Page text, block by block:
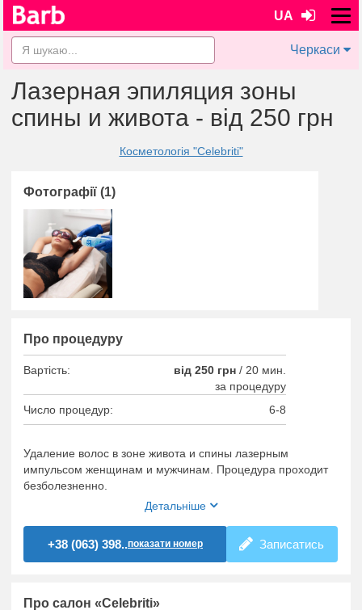
UA
Черкаси
Лазерная эпиляция зоны
спины и живота - від 250 грн
Косметологія "Celebriti"
Фотографії (1)
Про процедуру
Вартість: від 250 грн / 20 мин.
за процедуру
Число процедур:
6-8
Удаление волос в зоне живота и спины лазерным
импульсом женщинам и мужчинам. Процедура проходит
безболезненно.
Детальніше
+38 (063) 398..показати номер Записатись
Про салон «Celebriti»